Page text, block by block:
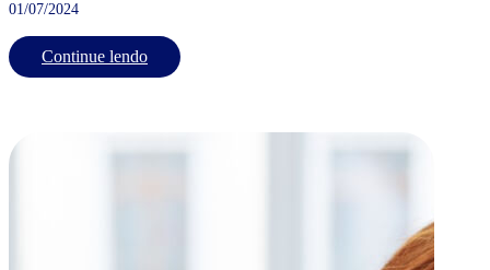
01/07/2024
Continue lendo